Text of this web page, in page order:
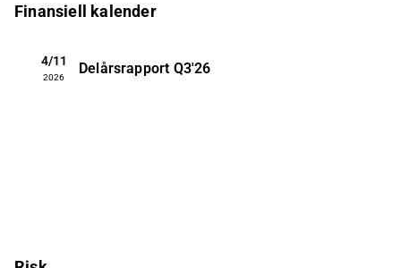
Finansiell kalender
4/11
2026
Delårsrapport Q3'26